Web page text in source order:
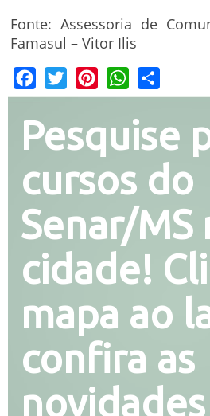
Fonte: Assessoria de
Famasul – Vitor Ilis
Facebook
Twitter PinterestWhatsApp
Pesquise
cursos do
Senar/MS
cidade!
mapa ao
confira as